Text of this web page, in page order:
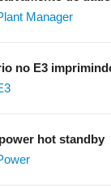
Manager
no E3
hot standby